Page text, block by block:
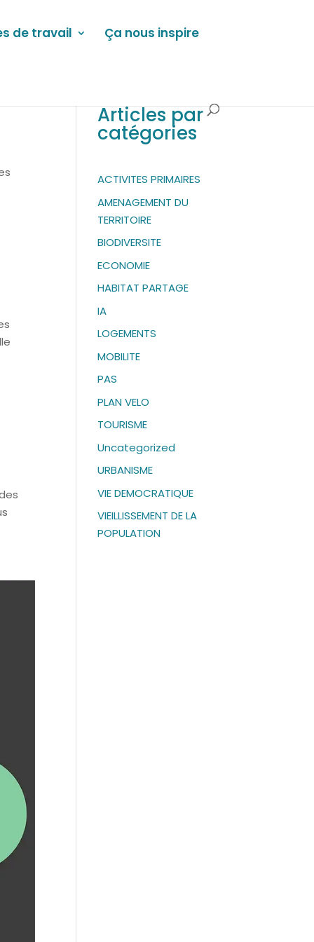
de travail Ça nous inspire
Articles par
catégories
ACTIVITES PRIMAIRES
AMENAGEMENT DU
TERRITOIRE
BIODIVERSITE
ECONOMIE
HABITAT PARTAGE
IA
LOGEMENTS
MOBILITE
PAS
PLAN VELO
TOURISME
Uncategorized
URBANISME
VIE DEMOCRATIQUE
VIEILLISSEMENT DE LA
POPULATION